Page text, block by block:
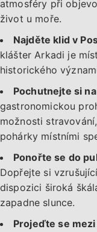
atmosféry při
život u moře.
Najděte klid v
klášter Arkadi je
historického
Pochutnejte si
gastronomickou
možnosti
pohárky místními
Ponořte se do
Dopřejte si
dispozici široká
zapadne slunce.
Projeďte se